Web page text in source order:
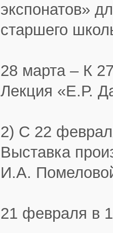
экспонатов»
старшего
28 марта – К
Лекция «Е.Р.
2) С 22
Выставка
И.А.
21 февраля в